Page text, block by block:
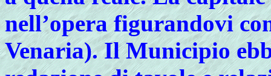
nell’opera figurandovi
Venaria). Il Municipio